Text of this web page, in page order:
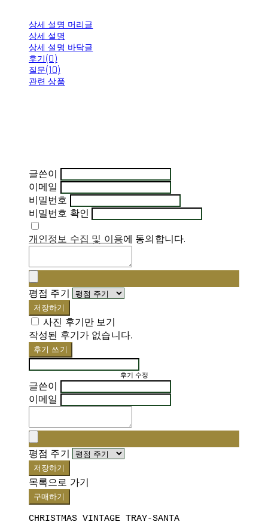
상세 설명 머리글
상세 설명
상세 설명 바닥글
후기(0)
질문(10)
관련 상품
글쓴이
이메일
비밀번호
비밀번호 확인
개인정보 수집 및 이용에 동의합니다.
평점 주기
저장하기
사진 후기만 보기
작성된 후기가 없습니다.
후기 쓰기
후기 수정
글쓴이
이메일
평점 주기
저장하기
목록으로 가기
구매하기
CHRISTMAS VINTAGE TRAY-SANTA